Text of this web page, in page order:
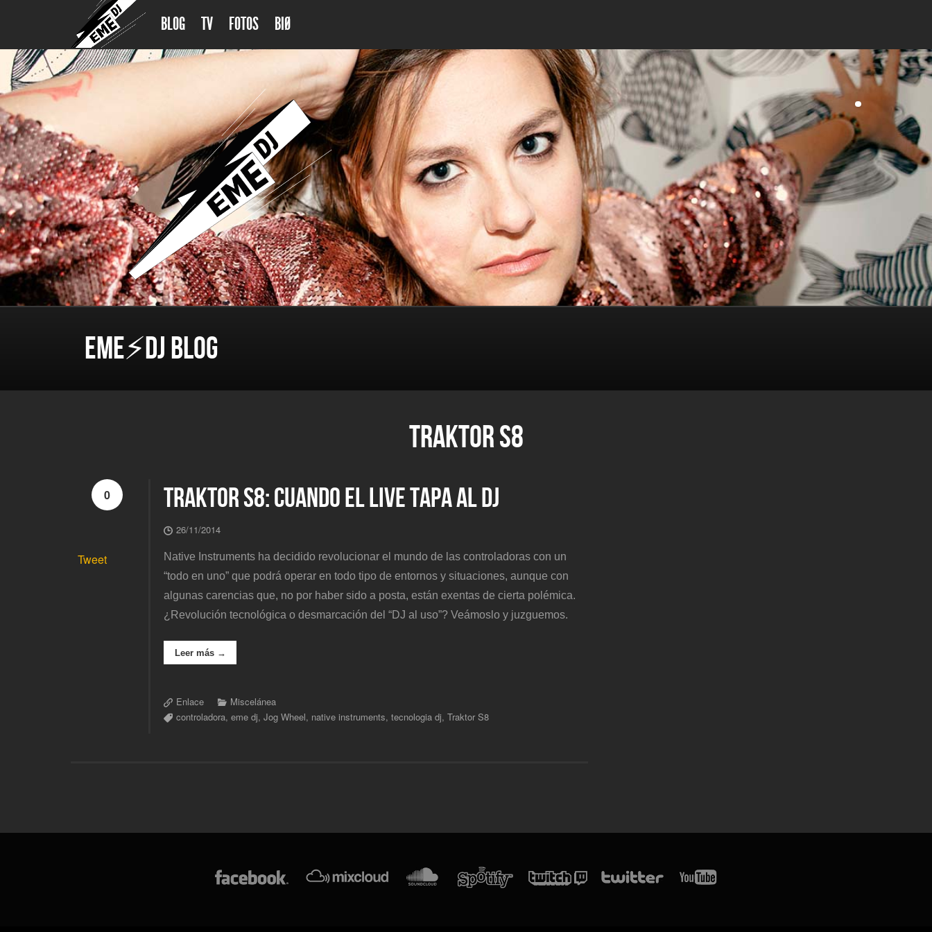
BLOG TV FOTOS BIØ
EME⚡DJ BLOG
TRAKTOR S8
0
Tweet
TRAKTOR S8: CUANDO EL LIVE TAPA AL DJ
26/11/2014
Native Instruments ha decidido revolucionar el mundo de las controladoras con un
“todo en uno” que podrá operar en todo tipo de entornos y situaciones, aunque con
algunas carencias que, no por haber sido a posta, están exentas de cierta polémica.
¿Revolución tecnológica o desmarcación del “DJ al uso”? Veámoslo y juzguemos.
Leer más →
Enlace
Miscelánea
controladora,eme dj,Jog Wheel, native instruments,tecnologia dj,Traktor S8